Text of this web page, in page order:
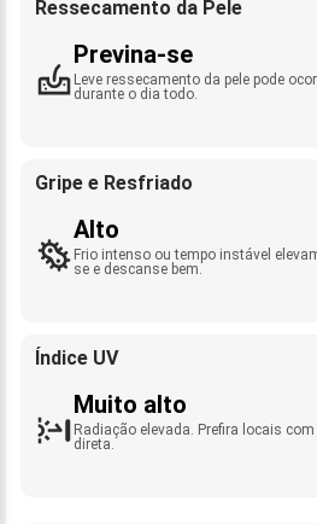
Ressecamento da Pele
Previna-se
Leve ressecamento da pele pode
durante o dia todo.
Gripe e Resfriado
Alto
Frio intenso ou tempo instável
se e descanse bem.
Índice UV
Muito alto
Radiação elevada. Prefira locais
direta.